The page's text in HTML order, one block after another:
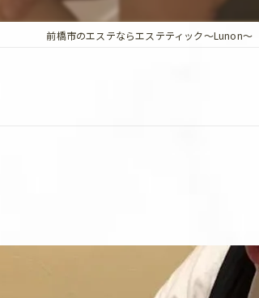
前橋市のエステならエステティック～Lunon～